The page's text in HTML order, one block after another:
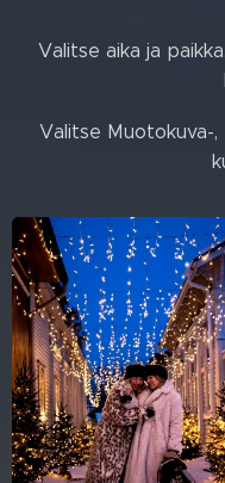
Valitse aika ja
Valitse Muotokuva-